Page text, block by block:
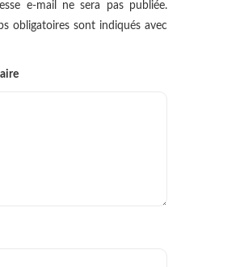
e-mail ne sera pas publiée.
obligatoires sont indiqués avec